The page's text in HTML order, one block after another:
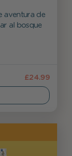
aventura de
al bosque
£24.99